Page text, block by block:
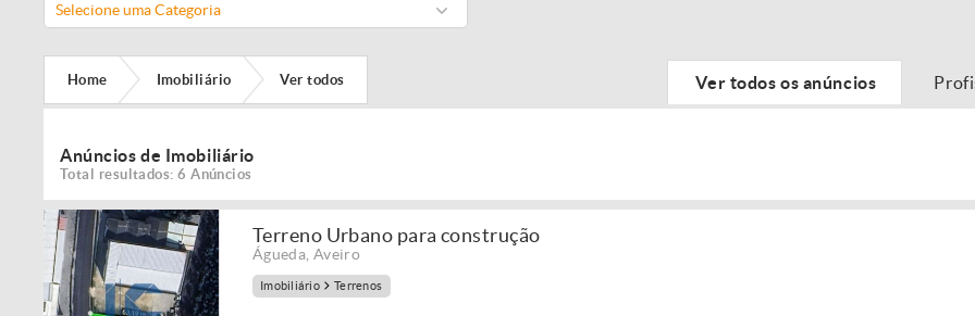
Selecione uma Categoria
Home Imobiliário Ver todos Ver todos os anúncios
Anúncios de Imobiliário
Total resultados: 6 Anúncios
Terreno Urbano para construção
Águeda Aveiro
Imobiliário Terrenos